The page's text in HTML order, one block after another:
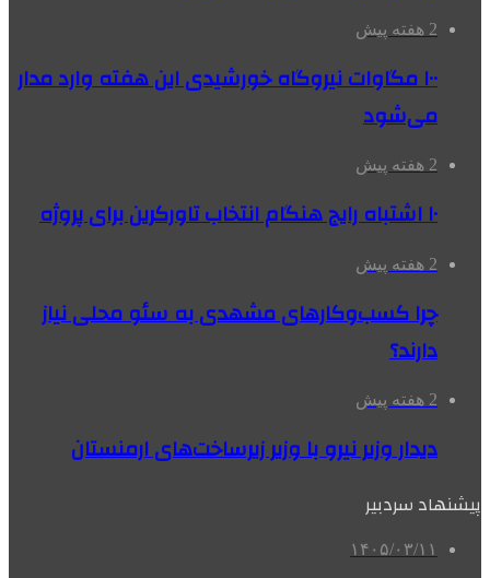
2 هفته پیش
۱۰۰ مگاوات نیروگاه‌ خورشیدی این هفته وارد مدار
می‌شود
2 هفته پیش
۱۰ اشتباه رایج هنگام انتخاب تاورکرین برای پروژه
2 هفته پیش
چرا کسب‌وکارهای مشهدی به سئو محلی نیاز
دارند؟
2 هفته پیش
دیدار وزیر نیرو با وزیر زیرساخت‌های ارمنستان
پیشنهاد سردبیر
۱۴۰۵/۰۳/۱۱